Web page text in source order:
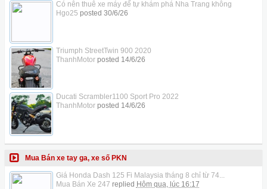
Có nên thuê xe máy để tự khám phá Nha Trang không
Hgo25 posted 30/6/26
Triumph StreetTwin 900 2020
ThanhMotorposted 14/6/26
Ducati Scrambler1100 Sport Pro 2022
ThanhMotorposted 14/6/26
Mua Bán xe tay ga, xe số PKN
Giá Honda Dash 125 Fi Malaysia tháng 8 chỉ từ 74...
Mua Bán Xe 247 replied Hôm qua, lúc 16:17